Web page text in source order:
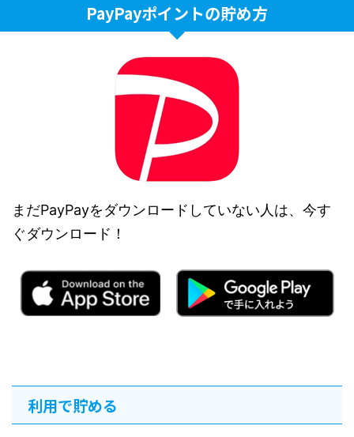
PayPayポイントの貯め方
まだPayPayをダウンロードしていない人は、今す
ぐダウンロード！
利用で貯める